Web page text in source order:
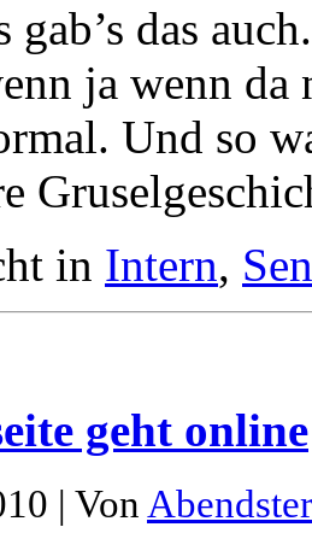
gab’s das
ja wenn da
Und so
in Intern,
geht online
| Von